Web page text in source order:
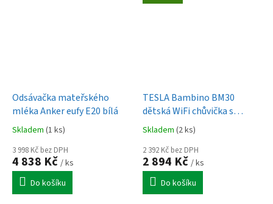
Odsávačka mateřského
mléka Anker eufy E20 bílá
Skladem (1 ks)
3 998 Kč bez DPH
4 838 Kč / ks
Do košíku
TESLA Bambino BM30
dětská WiFi chůvička s
monitorem a kamerou
Skladem (2 ks)
2 392 Kč bez DPH
2 894 Kč / ks
Do košíku